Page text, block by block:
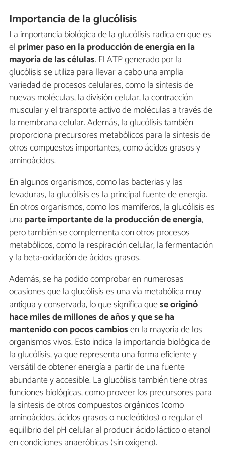
Importancia de la glucólisis
La importancia biológica de la glucólisis radica en que es
el primer paso en la producción de energía en la
mayoría de las células. El ATP generado por la
glucólisis se utiliza para llevar a cabo una amplia
variedad de procesos celulares, como la síntesis de
nuevas moléculas, la división celular, la contracción
muscular y el transporte activo de moléculas a través de
la membrana celular. Además, la glucólisis también
proporciona precursores metabólicos para la síntesis de
otros compuestos importantes, como ácidos grasos y
aminoácidos.
En algunos organismos, como las bacterias y las
levaduras, la glucólisis es la principal fuente de energía.
En otros organismos, como los mamíferos, la glucólisis es
una parte importante de la producción de energía,
pero también se complementa con otros procesos
metabólicos, como la respiración celular, la fermentación
y la beta-oxidación de ácidos grasos.
Además, se ha podido comprobar en numerosas
ocasiones que la glucólisis es una vía metabólica muy
antigua y conservada, lo que significa quese originó
hace miles de millones de años y que se ha
mantenido con pocos cambiosen la mayoría de los
organismos vivos. Esto indica la importancia biológica de
la glucólisis, ya que representa una forma eficiente y
versátil de obtener energía a partir de una fuente
abundante y accesible. La glucólisis también tiene otras
funciones biológicas, como proveer los precursores para
la síntesis de otros compuestos orgánicos (como
aminoácidos, ácidos grasos o nucleótidos) o regular el
equilibrio del pH celular al producir ácido láctico o etanol
en condiciones anaeróbicas (sin oxígeno).